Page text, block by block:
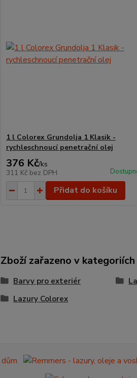
1 l Colorex Grundolja 1 Klasik -
rychleschnoucí penetrační olej
376 Kč/ks
311 Kč bez DPH
Přidat do košíku
Zboží zařazeno v kategoriích
Barvy pro exteriér
Lazury Colorex